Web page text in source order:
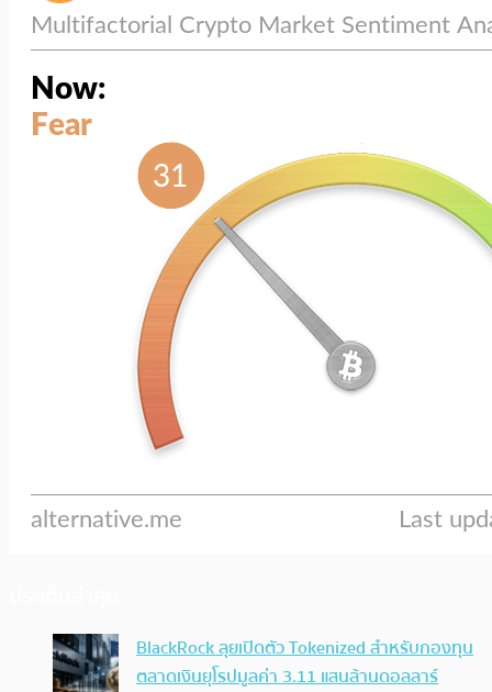
BlackRock ลุยเปิดตัว Tokenized สำหรับกองทุน
ตลาดเงินยุโรปมูลค่า 3.11 แสนล้านดอลลาร์